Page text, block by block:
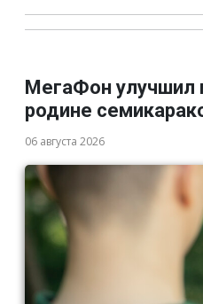
МегаФон улучшил
родине
06 августа 2026